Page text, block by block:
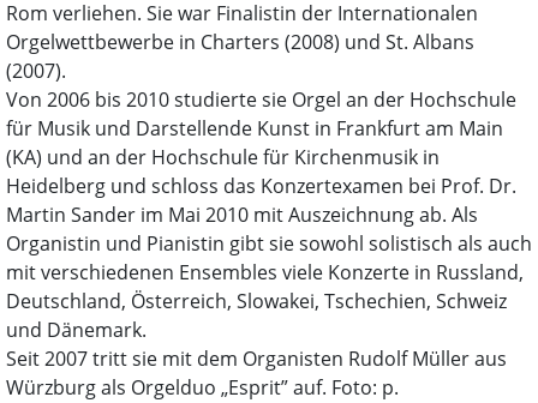
Rom verliehen. Sie war Finalistin der Internationalen
Orgelwettbewerbe in Charters (2008) und St. Albans
(2007).
Von 2006 bis 2010 studierte sie Orgel an der Hochschule
für Musik und Darstellende Kunst in Frankfurt am Main
(KA) und an der Hochschule für Kirchenmusik in
Heidelberg und schloss das Konzertexamen bei Prof. Dr.
Martin Sander im Mai 2010 mit Auszeichnung ab. Als
Organistin und Pianistin gibt sie sowohl solistisch als auch
mit verschiedenen Ensembles viele Konzerte in Russland,
Deutschland, Österreich, Slowakei, Tschechien, Schweiz
und Dänemark.
Seit 2007 tritt sie mit dem Organisten Rudolf Müller aus
Würzburg als Orgelduo „Esprit” auf. Foto: p.